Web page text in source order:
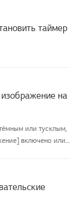
таймер
на
или тусклым,
включено или